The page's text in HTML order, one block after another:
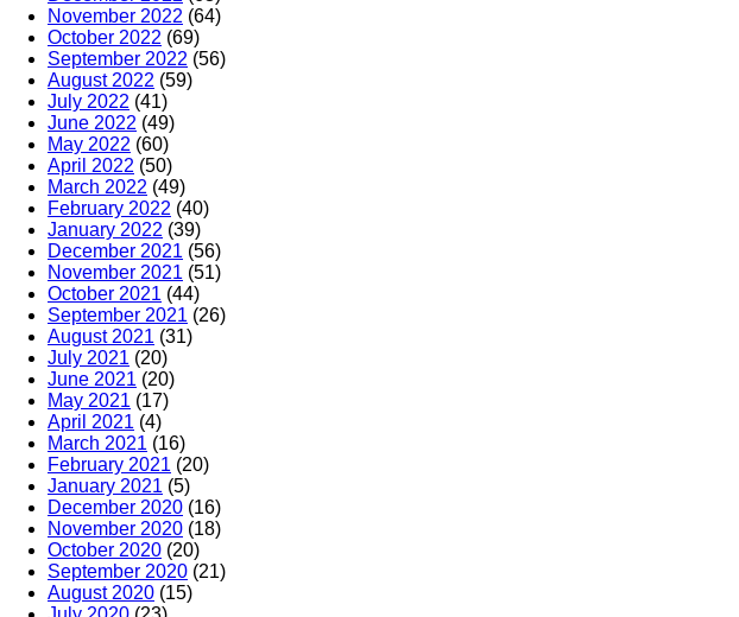
November 2022 (64)
October 2022 (69)
September 2022 (56)
August 2022 (59)
July 2022 (41)
June 2022 (49)
May 2022 (60)
April 2022 (50)
March 2022 (49)
February 2022 (40)
January 2022 (39)
December 2021 (56)
November 2021 (51)
October 2021 (44)
September 2021 (26)
August 2021 (31)
July 2021 (20)
June 2021 (20)
May 2021 (17)
April 2021 (4)
March 2021 (16)
February 2021 (20)
January 2021 (5)
December 2020 (16)
November 2020 (18)
October 2020 (20)
September 2020 (21)
August 2020 (15)